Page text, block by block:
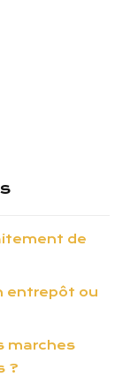
de
entrepôt ou
marches
?